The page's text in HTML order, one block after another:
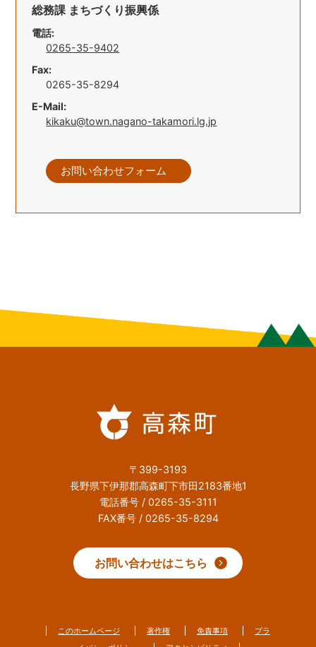
総務課 まちづくり振興係
電話:
0265-35-9402
Fax:
0265-35-8294
E-Mail:
kikaku@town.nagano-takamori.lg.jp
お問い合わせフォーム
〒399-3193
長野県下伊那郡高森町下市田2183番地1
電話番号 / 0265-35-3111
FAX番号 / 0265-35-8294
お問い合わせはこちら
このホームページ 著作権 免責事項
プラ